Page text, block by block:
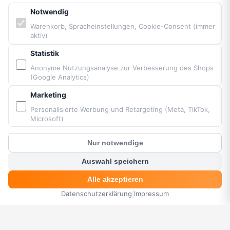
MENÜ SUCHE KORB
PARTNER & MARKEN
Vittorazi Motoren MY25
Airconception
Apco Aviation
Ozone
MacPara
Bereitgestellt von Fresh Air © Paramaniacshop 2026
? Kunden Chat
Notwendig
Warenkorb, Spracheinstellungen, Cookie-Consent (immer
aktiv)
Statistik
Anonyme Nutzungsanalyse zur Verbesserung des Shops
(Google Analytics)
Marketing
Personalisierte Werbung und Retargeting (Meta, TikTok,
Microsoft)
Nur notwendige
Auswahl speichern
Alle akzeptieren
Datenschutzerklärung Impressum